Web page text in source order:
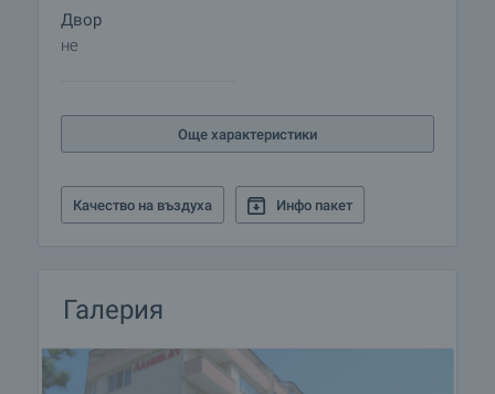
Двор
не
Още характеристики
Качество на въздуха Инфо пакет
Галерия